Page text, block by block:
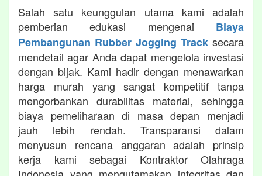
Salah satu keunggulan utama kami adalah
pemberian edukasi mengenai Biaya
Pembangunan Rubber Jogging Track secara
mendetail agar Anda dapat mengelola investasi
dengan bijak. Kami hadir dengan menawarkan
harga murah yang sangat kompetitif tanpa
mengorbankan durabilitas material, sehingga
biaya pemeliharaan di masa depan menjadi
jauh lebih rendah. Transparansi dalam
menyusun rencana anggaran adalah prinsip
kerja kami sebagai Kontraktor Olahraga